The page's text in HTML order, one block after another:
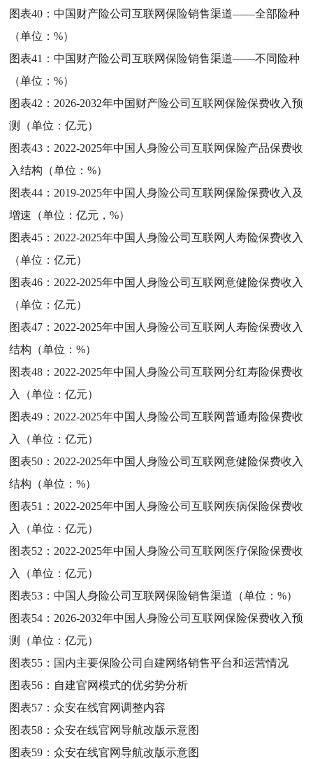
图表40：中国财产险公司互联网保险销售渠道——全部险种
（单位：%）
图表41：中国财产险公司互联网保险销售渠道——不同险种
（单位：%）
图表42： 2026-2032年中国财产险公司互联网保险保费收入预
测（单位：亿元）
图表43： 2022-2025年中国人身险公司互联网保险产品保费收
入结构（单位：%）
图表44： 2019-2025年中国人身险公司互联网保险保费收入及
增速（单位：亿元，%）
图表45： 2022-2025年中国人身险公司互联网人寿险保费收入
（单位：亿元）
图表46： 2022-2025年中国人身险公司互联网意健险保费收入
（单位：亿元）
图表47： 2022-2025年中国人身险公司互联网人寿险保费收入
结构（单位：%）
图表48： 2022-2025年中国人身险公司互联网分红寿险保费收
入（单位：亿元）
图表49： 2022-2025年中国人身险公司互联网普通寿险保费收
入（单位：亿元）
图表50： 2022-2025年中国人身险公司互联网意健险保费收入
结构（单位：%）
图表51： 2022-2025年中国人身险公司互联网疾病保险保费收
入（单位：亿元）
图表52： 2022-2025年中国人身险公司互联网医疗保险保费收
入（单位：亿元）
图表53：中国人身险公司互联网保险销售渠道（单位：%）
图表54： 2026-2032年中国人身险公司互联网保险保费收入预
测（单位：亿元）
图表55： 国内主要保险公司自建网络销售平台和运营情况
图表56： 自建官网模式的优劣势分析
图表57：众安在线官网调整内容
图表58：众安在线官网导航改版示意图
图表59：众安在线官网导航改版示意图